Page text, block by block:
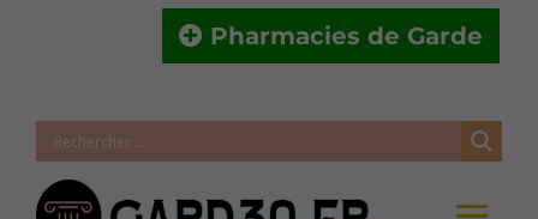
Pharmacies de Garde